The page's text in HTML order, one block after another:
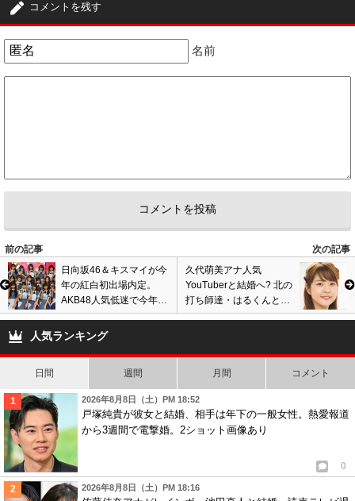
そーゆーのは男の浮気と同じでなおることはない！
コメントを残す
名前
前の記事
次の記事
日向坂46＆キスマイが今
年の紅白初出場内定。
AKB48人気低迷で今年は
坂道グループ3組が出演
へ?
久代萌美アナ人気
YouTuberと結婚へ? 北の
打ち師達・はるくんと熱
愛交際報道、合コンで新
人気ランキング
日間 週間 月間 コメント
2026年8月8日（土）PM 18:52
戸塚純貴が彼女と結婚、相手は年下の一般女性。熱愛報道
から3週間で電撃婚。2ショット画像あり
0
2026年8月8日（土）PM 18:16